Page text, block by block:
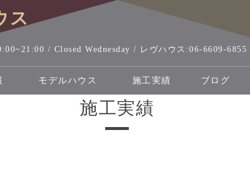
/ Closed Wednesday / レヴハウス:06-6609-
モデルハウス 施工実績 ブログ
施工実績